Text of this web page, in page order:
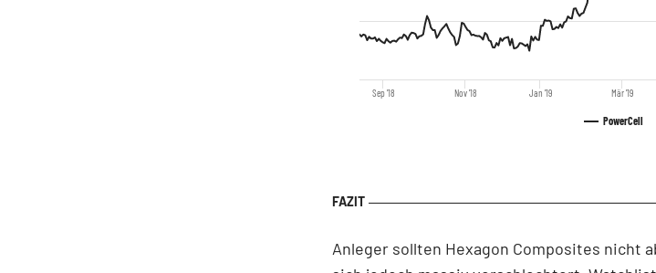
PowerCell
Sep '18 Nov '18 Jan '19 Mär '19
Anleger sollten Hexagon Composites nicht